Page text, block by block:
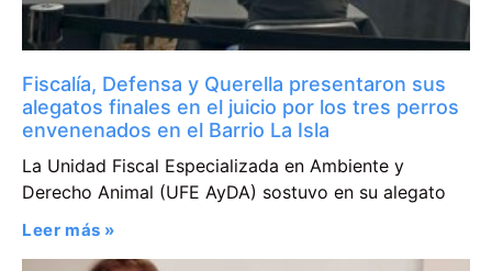
Fiscalía, Defensa y Querella presentaron sus
alegatos finales en el juicio por los tres perros
envenenados en el Barrio La Isla
La Unidad Fiscal Especializada en Ambiente y
Derecho Animal (UFE AyDA) sostuvo en su alegato
Leer más »